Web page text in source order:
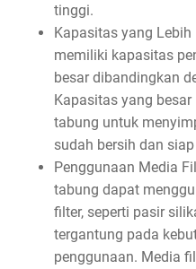
tinggi.
Kapasitas yang
memiliki kapasitas
besar dibandingkan
Kapasitas yang
tabung untuk
sudah bersih dan
Penggunaan Media
tabung dapat
filter, seperti pasir
tergantung pada
penggunaan. Media